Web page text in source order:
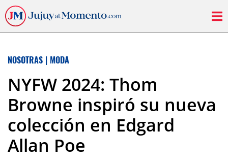
NOSOTRAS | MODA
NYFW 2024: Thom
Browne inspiró su nueva
colección en Edgard
Allan Poe